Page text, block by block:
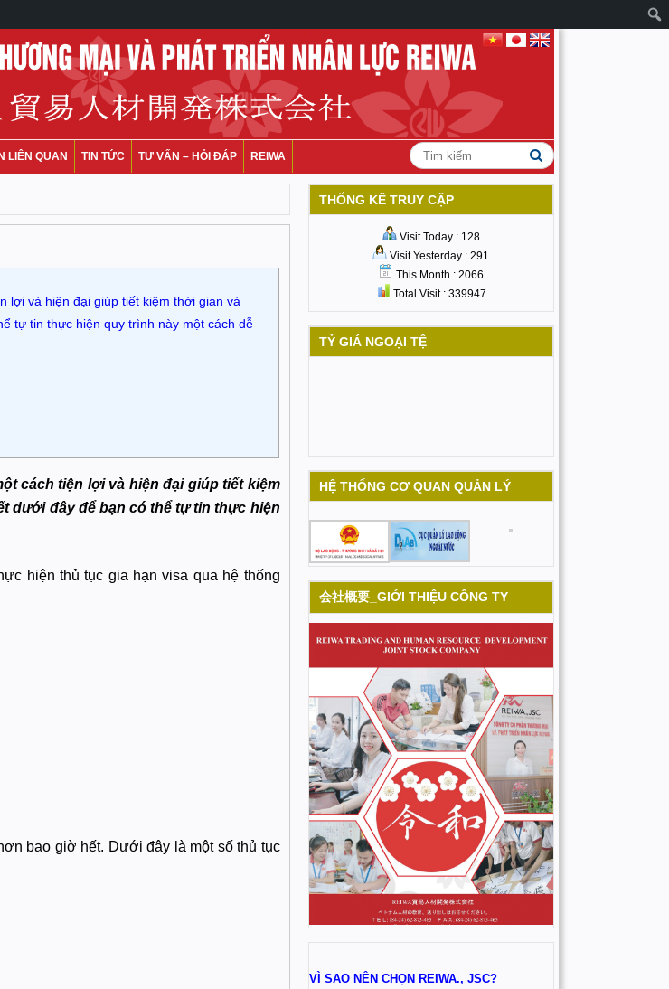
LIÊN QUAN TIN TỨC TƯ VẤN – HỎI ĐÁP REIWA
lợi và hiện đại giúp tiết kiệm thời gian và
tự tin thực hiện quy trình này một cách dễ
cách tiện lợi và hiện đại giúp tiết kiệm
dưới đây để bạn có thể tự tin thực hiện
hiện thủ tục gia hạn visa qua hệ thống
bao giờ hết. Dưới đây là một số thủ tục
THỐNG KÊ TRUY CẬP
Visit Today : 128
Visit Yesterday : 291
This Month : 2066
Total Visit : 339947
TỶ GIÁ NGOẠI TỆ
HỆ THỐNG CƠ QUAN QUẢN LÝ
会社概要_GIỚI THIỆU CÔNG TY
VÌ SAO NÊN CHỌN REIWA., JSC?